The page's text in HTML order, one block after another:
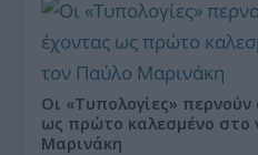
Οι «Τυπολογίες»
ως πρώτο καλεσμένο στο
Μαρινάκη